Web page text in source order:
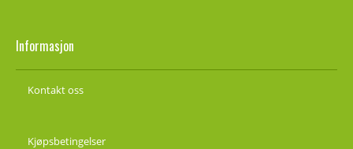
Informasjon
Kontakt oss
Kjøpsbetingelser